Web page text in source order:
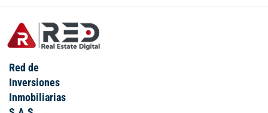
Red de
Inversiones
Inmobiliarias